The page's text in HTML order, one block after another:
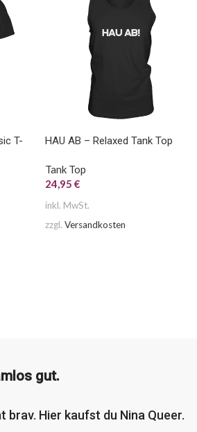
T-
HAU AB – Relaxed Tank Top
Tank Top
24,95 €
inkl. MwSt.
zzgl. Versandkosten
gut.
brav. Hier kaufst du Nina Queer.